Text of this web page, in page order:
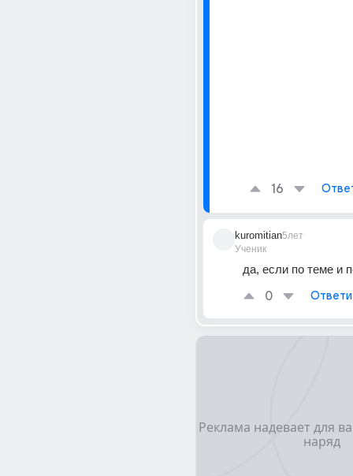
16
kuromitian
Ученик
5лет
да, если по теме и
0